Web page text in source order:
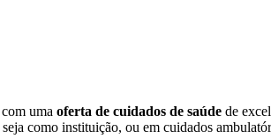
uma oferta de cuidados de saúde de
como instituição, ou em cuidados